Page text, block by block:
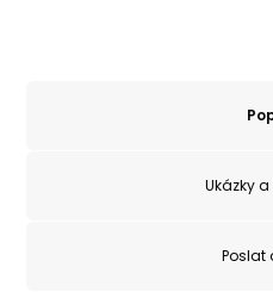
Ukázky
Poslat